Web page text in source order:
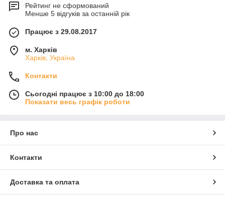
Рейтинг не сформований
Менше 5 відгуків за останній рік
Працює з 29.08.2017
м. Харків
Харків, Україна
Контакти
Сьогодні працює з 10:00 до 18:00
Показати весь графік роботи
Про нас
Контакти
Доставка та оплата